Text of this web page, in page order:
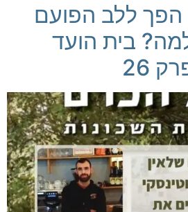
הפך ללב הפועם
בית הועד
26